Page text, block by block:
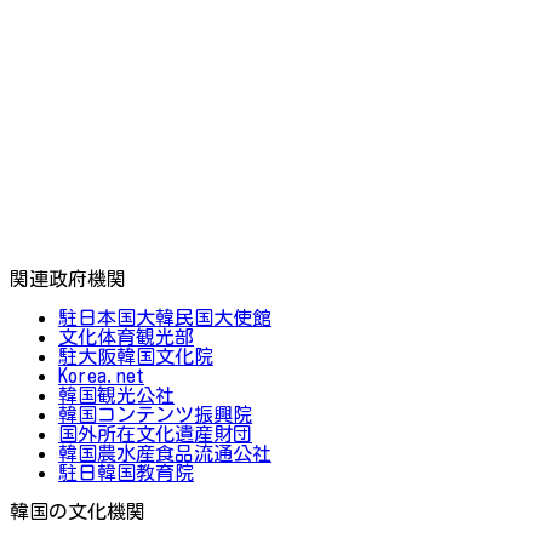
関連政府機関
駐日本国大韓民国大使館
文化体育観光部
駐大阪韓国文化院
Korea.net
韓国観光公社
韓国コンテンツ振興院
国外所在文化遺産財団
韓国農水産食品流通公社
駐日韓国教育院
韓国の文化機関